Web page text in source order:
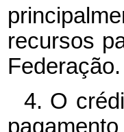
recursos
Federação.
4. O